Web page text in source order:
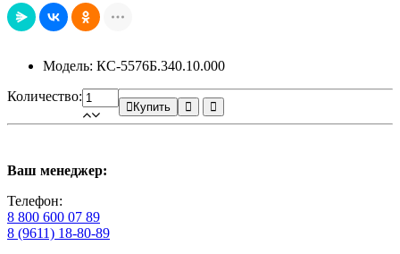
Модель: КС-5576Б.340.10.000
Количество:
Купить
Ваш менеджер:
Телефон:
8 800 600 07 89
8 (9611) 18-80-89